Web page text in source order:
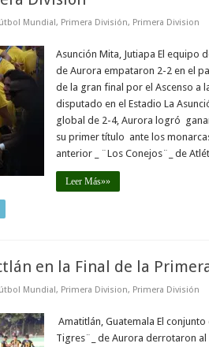
Mundial, Primera División, Primera Division
Asunción Mita, Jutiapa El equipo
de Aurora empataron 2-2 en el
de la gran final por el Ascenso a
disputado en el Estadio La
global de 2-4, Aurora logró
su primer título ante los
anterior _ ¨Los Conejos¨_ de
Leer Más»»
en la Final de la
Mundial, Primera Division, Primera División
Amatitlán, Guatemala El conjunto
Tigres¨_ de Aurora derrotaron